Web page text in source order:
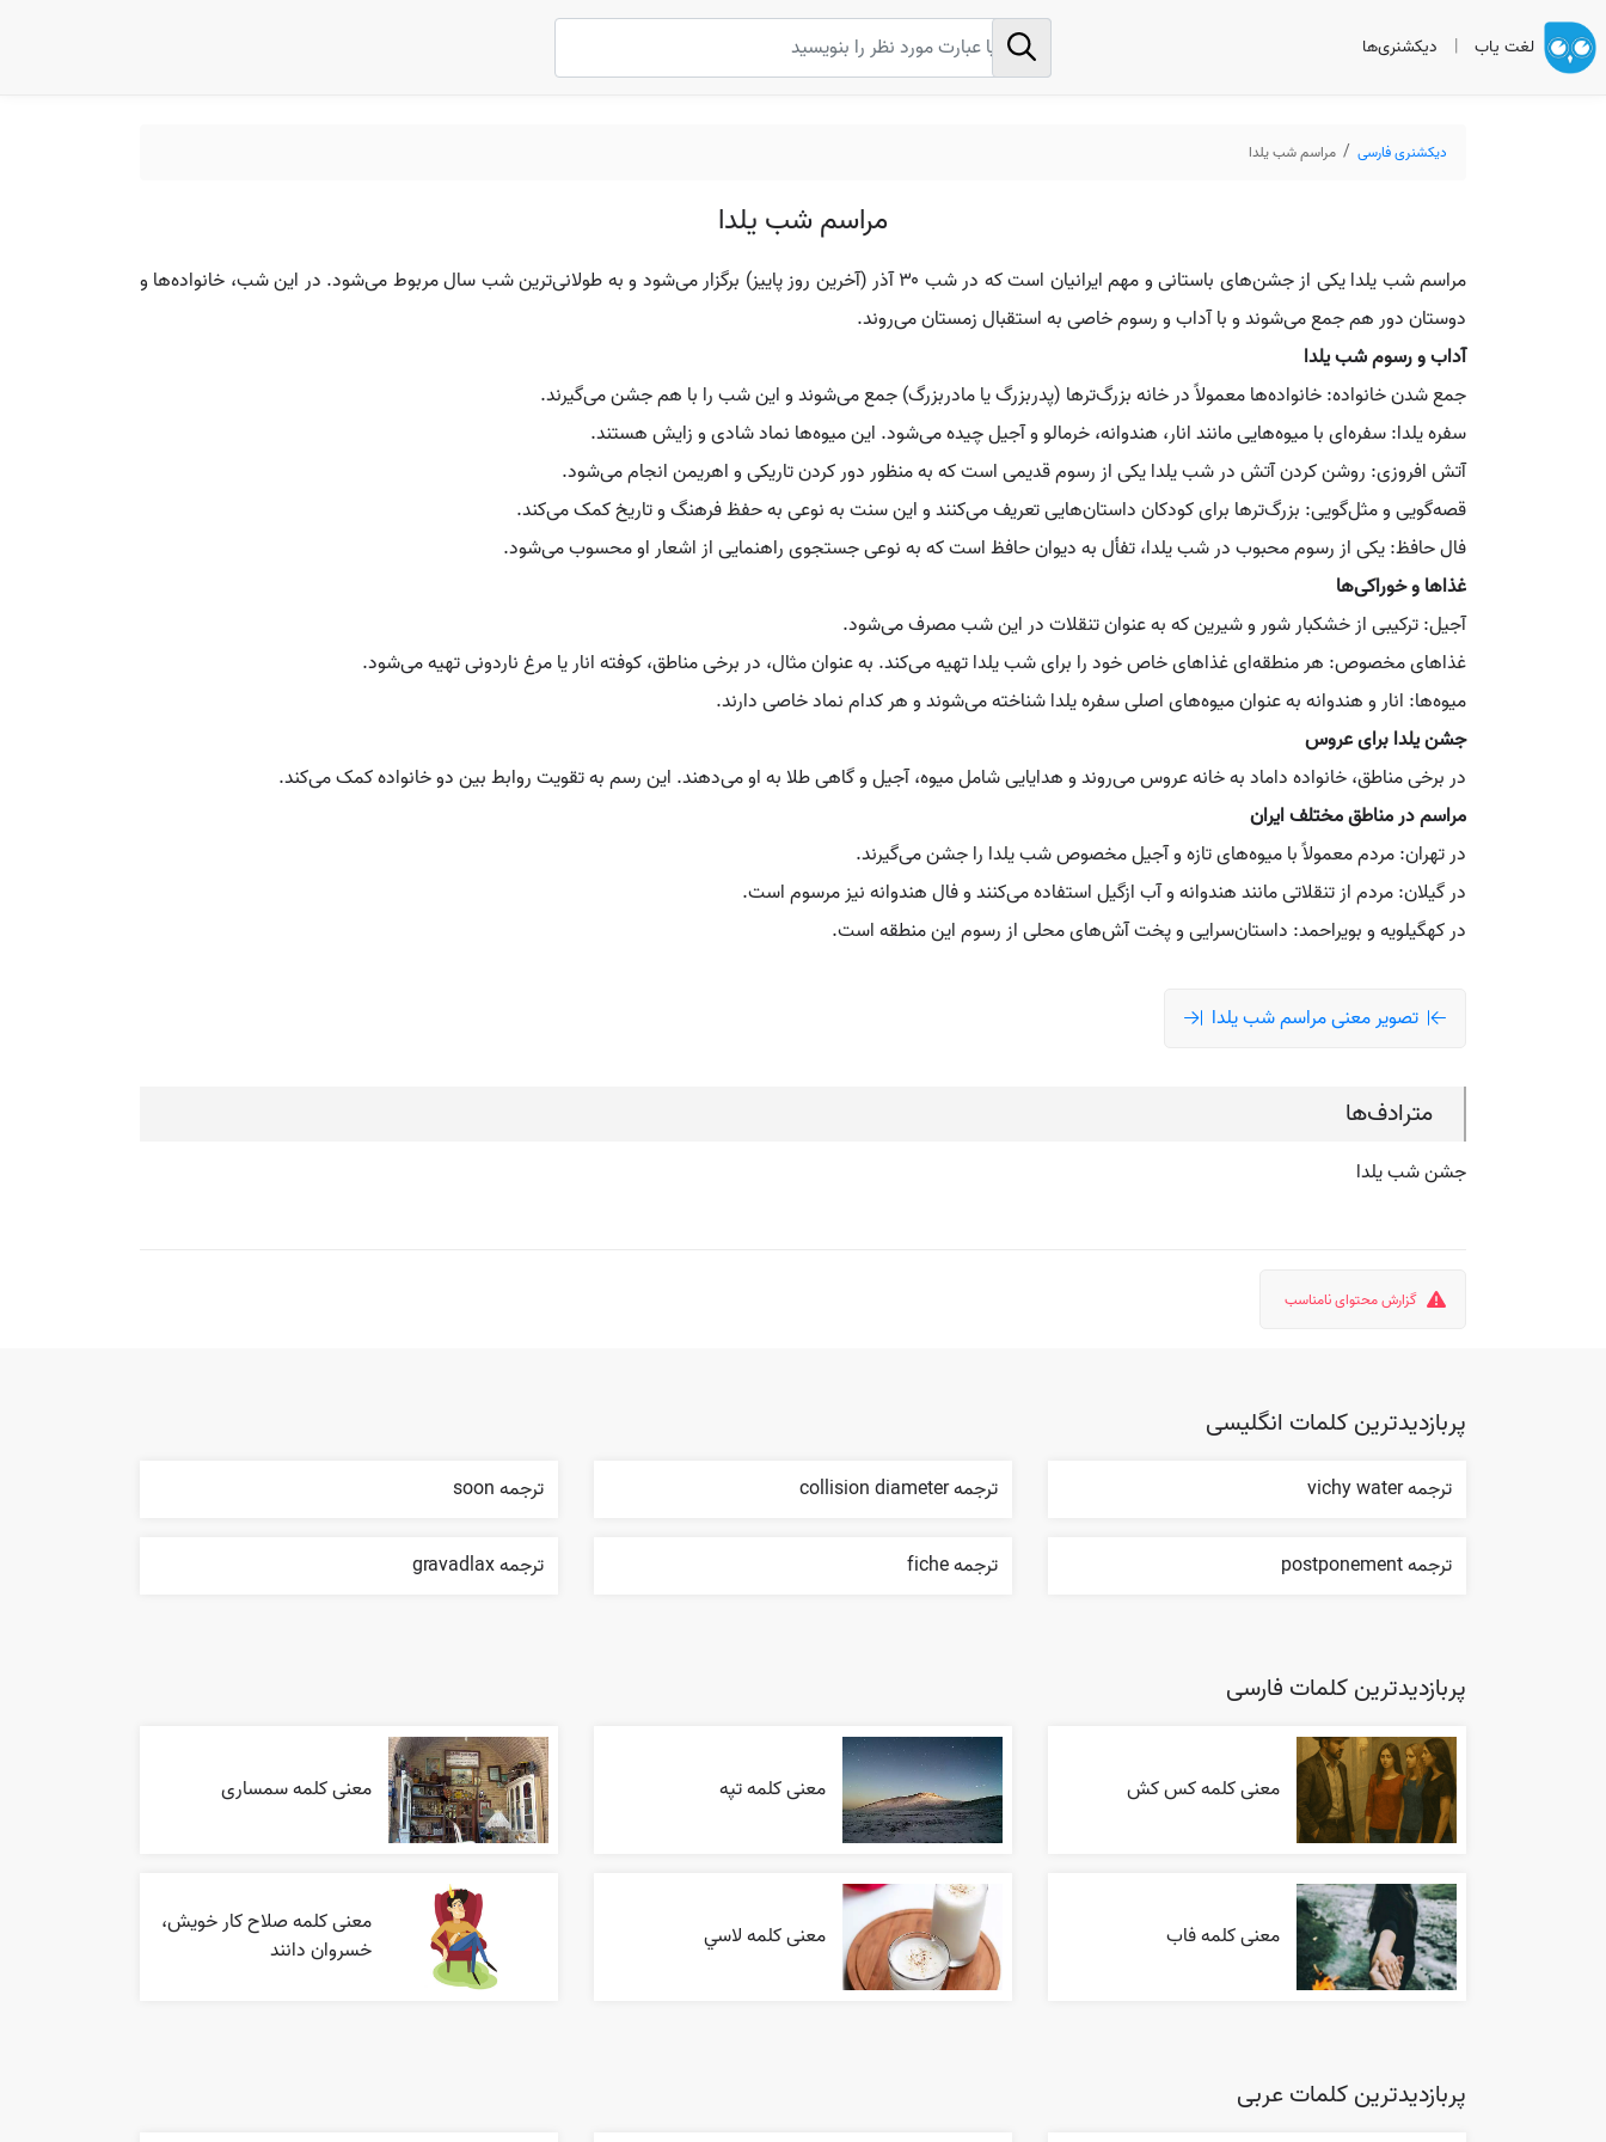
لغت یاب | دیکشنری‌ها
دیکشنری فارسی مراسم شب یلدا
مراسم شب یلدا
مراسم شب یلدا یکی از جشن‌های باستانی و مهم ایرانیان است که در شب ۳۰ آذر (آخرین روز پاییز) برگزار می‌شود و به طولانی‌ترین شب سال مربوط می‌شود. در این شب، خانواده‌ها و
دوستان دور هم جمع می‌شوند و با آداب و رسوم خاصی به استقبال زمستان می‌روند.
آداب و رسوم شب یلدا
جمع شدن خانواده: خانواده‌ها معمولاً در خانه بزرگ‌ترها (پدربزرگ یا مادربزرگ) جمع می‌شوند و این شب را با هم جشن می‌گیرند.
سفره یلدا: سفره‌ای با میوه‌هایی مانند انار، هندوانه، خرمالو و آجیل چیده می‌شود. این میوه‌ها نماد شادی و زایش هستند.
آتش افروزی: روشن کردن آتش در شب یلدا یکی از رسوم قدیمی است که به منظور دور کردن تاریکی و اهریمن انجام می‌شود.
قصه‌گویی و مثل‌گویی: بزرگ‌ترها برای کودکان داستان‌هایی تعریف می‌کنند و این سنت به نوعی به حفظ فرهنگ و تاریخ کمک می‌کند.
فال حافظ: یکی از رسوم محبوب در شب یلدا، تفأل به دیوان حافظ است که به نوعی جستجوی راهنمایی از اشعار او محسوب می‌شود.
غذاها و خوراکی‌ها
آجیل: ترکیبی از خشکبار شور و شیرین که به عنوان تنقلات در این شب مصرف می‌شود.
غذاهای مخصوص: هر منطقه‌ای غذاهای خاص خود را برای شب یلدا تهیه می‌کند. به عنوان مثال، در برخی مناطق، کوفته انار یا مرغ ناردونی تهیه می‌شود.
میوه‌ها: انار و هندوانه به عنوان میوه‌های اصلی سفره یلدا شناخته می‌شوند و هر کدام نماد خاصی دارند.
جشن یلدا برای عروس
در برخی مناطق، خانواده داماد به خانه عروس می‌روند و هدایایی شامل میوه، آجیل و گاهی طلا به او می‌دهند. این رسم به تقویت روابط بین دو خانواده کمک می‌کند.
مراسم در مناطق مختلف ایران
در تهران: مردم معمولاً با میوه‌های تازه و آجیل مخصوص شب یلدا را جشن می‌گیرند.
در گیلان: مردم از تنقلاتی مانند هندوانه و آب ازگیل استفاده می‌کنند و فال هندوانه نیز مرسوم است.
در کهگیلویه و بویراحمد: داستان‌سرایی و پخت آش‌های محلی از رسوم این منطقه است.
تصویر معنی مراسم شب یلدا
مترادف‌ها
جشن شب یلدا
گزارش محتوای نامناسب
پربازدیدترین کلمات انگلیسی
ترجمه vichy water ترجمه collision diameter ترجمه soon
ترجمه postponement ترجمه fiche ترجمه gravadlax
پربازدیدترین کلمات فارسی
معنی کلمه کس کش معنی کلمه تپه معنی کلمه سمساری
معنی کلمه فاب معنی کلمه لاسي
معنی کلمه صلاح کار خویش،
خسروان دانند
پربازدیدترین کلمات عربی